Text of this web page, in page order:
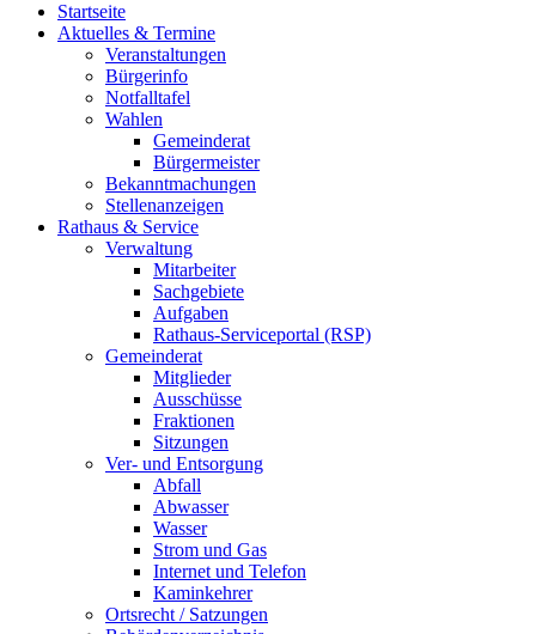
Startseite
Aktuelles & Termine
Veranstaltungen
Bürgerinfo
Notfalltafel
Wahlen
Gemeinderat
Bürgermeister
Bekanntmachungen
Stellenanzeigen
Rathaus & Service
Verwaltung
Mitarbeiter
Sachgebiete
Aufgaben
Rathaus-Serviceportal (RSP)
Gemeinderat
Mitglieder
Ausschüsse
Fraktionen
Sitzungen
Ver- und Entsorgung
Abfall
Abwasser
Wasser
Strom und Gas
Internet und Telefon
Kaminkehrer
Ortsrecht / Satzungen